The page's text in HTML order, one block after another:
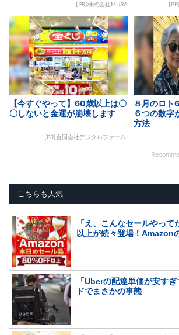
[PR]株式会社MURA
【今すぐやって】60歳以上は〇
〇しないと金運が崩壊します
[PR]合同会社デジタルファーム
８月のロト
６つの数字
方法
こちらも人気
「え、こんなセールやっ
以上が続々登場！Amazon
「Uberの配達単価が安す
ドでまさかの事態